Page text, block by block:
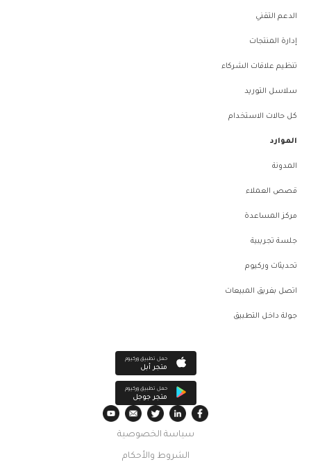
الدعم التقني
إدارة المنتجات
تنظيم علاقات الشركاء
سلاسل التوريد
كل حالات الاستخدام
الموارد
المدونة
قصص العملاء
مركز المساعدة
جلسة تجريبية
تحديثات وركيوم
اتصل بفريق المبيعات
جولة داخل التطبيق
حمل تطبيق وركيوم
متجر أبل
حمل تطبيق وركيوم
متجر جوجل
سياسة الخصوصية
الشروط والأحكام